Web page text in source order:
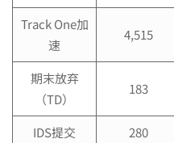
Track One加
速
4,515
期末放弃
（TD）
183
IDS提交 280